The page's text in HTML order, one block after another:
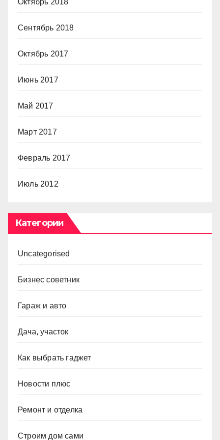
Сентябрь 2018
Октябрь 2017
Июнь 2017
Май 2017
Март 2017
Февраль 2017
Июль 2012
Категории
Uncategorised
Бизнес советник
Гараж и авто
Дача, участок
Как выбрать гаджет
Новости плюс
Ремонт и отделка
Строим дом сами